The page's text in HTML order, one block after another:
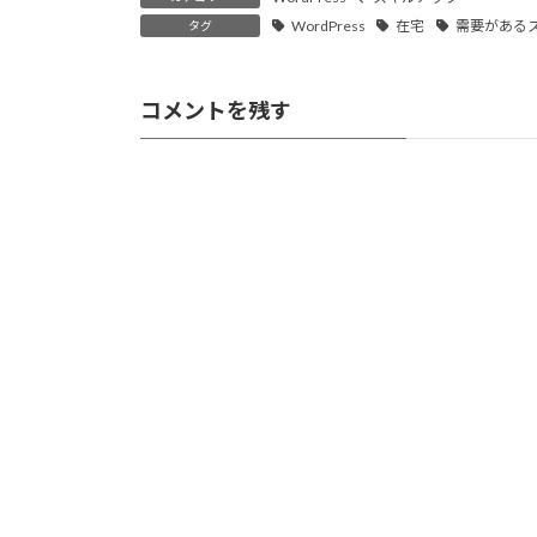
タグ WordPress 在宅 需要がある
コメントを残す